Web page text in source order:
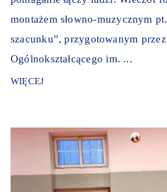
montażem słowno-muzycznym
szacunku”, przygotowanym
Ogólnokształcącego im. ...
WIĘCEJ